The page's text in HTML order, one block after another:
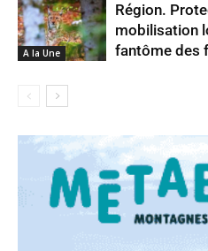
A la Une
Région.
mobilisation
fantôme des